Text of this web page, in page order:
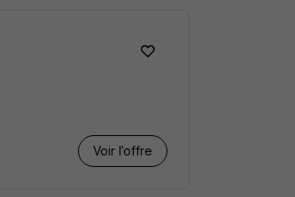
Voir l’offre